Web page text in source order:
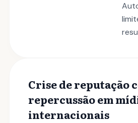
Crise de reputação
repercussão em
internacionais